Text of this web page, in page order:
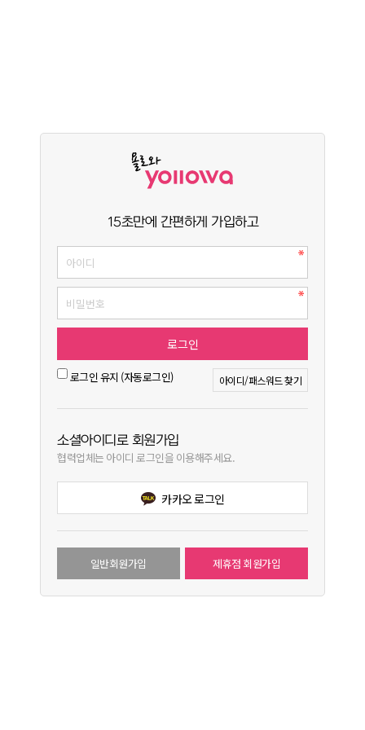
15초만에 간편하게 가입하고
로그인 유지 (자동로그인) 아이디/패스워드 찾기
소셜아이디로 회원가입
협력업체는 아이디 로그인을 이용해주세요.
카카오 로그인
일반회원가입 제휴점 회원가입